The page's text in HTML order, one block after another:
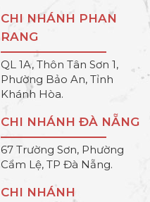
CHI NHÁNH PHAN
RANG
QL 1A, Thôn Tân Sơn 1,
Phường Bảo An, Tỉnh
Khánh Hòa.
CHI NHÁNH ĐÀ NẴNG
67 Trường Sơn, Phường
Cẩm Lệ, TP Đà Nẵng.
CHI NHÁNH